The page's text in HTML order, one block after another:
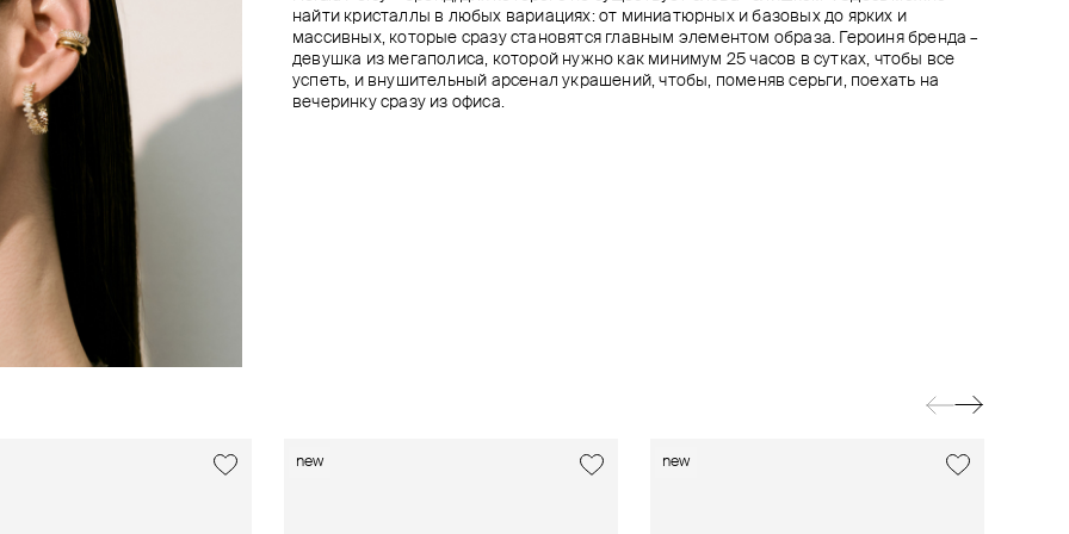
найти кристаллы в любых вариациях: от миниатюрных и базовых до ярких и
массивных, которые сразу становятся главным элементом образа. Героиня бренда –
девушка из мегаполиса, которой нужно как минимум 25 часов в сутках, чтобы все
успеть, и внушительный арсенал украшений, чтобы, поменяв серьги, поехать на
вечеринку сразу из офиса.
new new
new